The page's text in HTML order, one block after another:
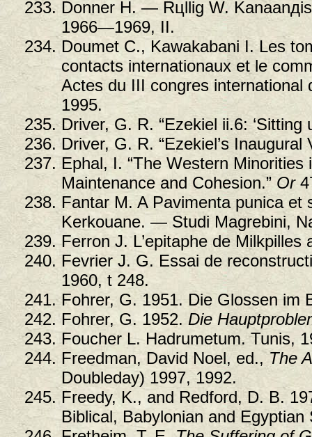
Donner H. — Rцllig W.
1966—1969, II.
Doumet C., Kawakabani I. Les
contacts internationaux et le
Actes du III congres international
1995.
Driver, G. R. “Ezekiel ii.6: ‘Sitting
Driver, G. R. “Ezekiel’s Inaugural
Ephal, I. “The Western
Maintenance and Cohesion.” Or
Fantar M. A Pavimenta punica et
Kerkouane. — Studi Magrebini,
Ferron J. L’epitaphe de
Fevrier J. G. Essai de
1960, t 248.
Fohrer, G. 1951. Die Glossen im
Fohrer, G. 1952. Die
Foucher L. Hadrumetum. Tunis,
Freedman, David Noel, ed.,The
Doubleday) 1997, 1992.
Freedy, K., and Redford, D. B.
Biblical, Babylonian and